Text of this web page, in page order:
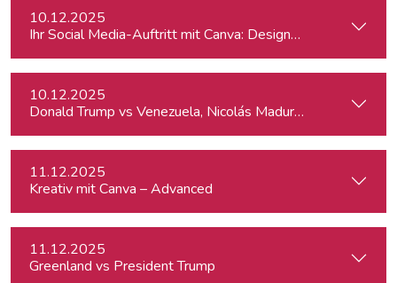
10.12.2025
Ihr Social Media-Auftritt mit Canva: Designs, die begeistern
10.12.2025
Donald Trump vs Venezuela, Nicolás Maduro and narco-
11.12.2025
Kreativ mit Canva – Advanced
11.12.2025
Greenland vs President Trump